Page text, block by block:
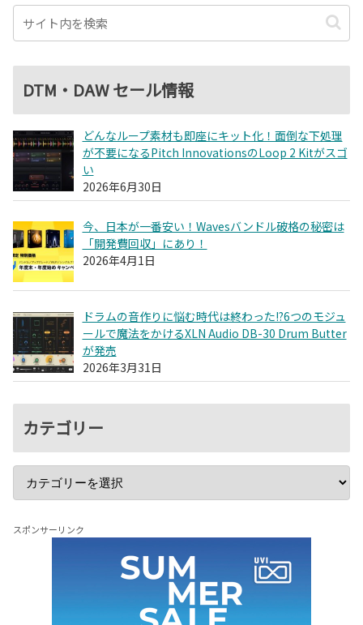
DTM・DAW セール情報
どんなループ素材も即座にキット化！面倒な下処理
が不要になるPitch InnovationsのLoop 2 Kitがスゴ
い
2026年6月30日
今、日本が一番安い！Wavesバンドル破格の秘密は
「開発費回収」にあり！
2026年4月1日
ドラムの音作りに悩む時代は終わった!?6つのモジュ
ールで魔法をかけるXLN Audio DB-30 Drum Butter
が発売
2026年3月31日
カテゴリー
スポンサーリンク